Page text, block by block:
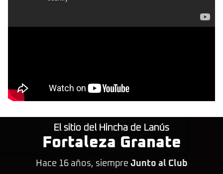
El sitio del Hincha de Lanús
Fortaleza Granate
Hace 16 años, siempre Junto al Club